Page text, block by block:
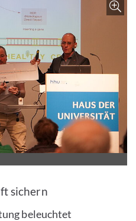
sichern
beleuchtet